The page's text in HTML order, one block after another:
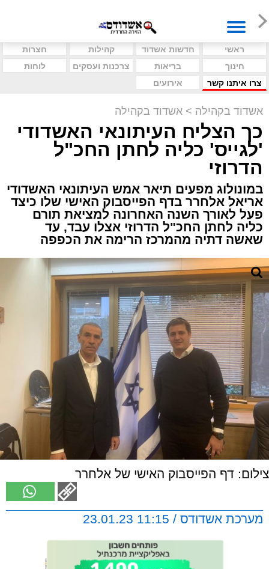
ראשי חדשות אשדוד קהילות
חצרות
חינוך
בריאות צרכנות ועסקים
לוחות
צרו איתנו קשר
אירועים
אשדוד בקהילה > אשדוד בקהילה
כך הצליח העיתונאי האשדודי
'לגייס' כליה לחתן החכ"ל
הדרוזי
במונולוג מפעים תיאר אמש העיתונאי האשדודי
אריאל אלחרר בדף הפייסבוק האישי שלו כיצד
פעל לאורך השנה האחרונה למציאת תורם
כליה לחתן החכ"ל הדרוזי אצלו עבד, עד
שאשה דתיה מהמרכז הרימה את הכפפה
צילום: דף הפייסבוק האישי של אלחרר
מערכת אשדודס / 11:15 23.01.23